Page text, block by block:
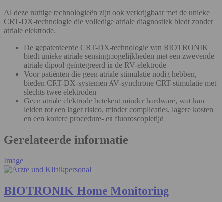
Al deze nuttige technologieën zijn ook verkrijgbaar met de unieke
CRT-DX-technologie die volledige atriale diagnostiek biedt zonder
atriale elektrode.
De gepatenteerde CRT-DX-technologie van BIOTRONIK
biedt unieke atriale sensingmogelijkheden met een zwevende
atriale dipool geïntegreerd in de RV-elektrode
Voor patiënten die geen atriale stimulatie nodig hebben,
bieden CRT-DX-systemen AV-synchrone CRT-stimulatie met
slechts twee elektroden
Geen atriale elektrode betekent minder hardware, wat kan
leiden tot een lager risico, minder complicaties, lagere kosten
en een kortere procedure- en fluoroscopietijd
Gerelateerde informatie
Image
BIOTRONIK Home Monitoring